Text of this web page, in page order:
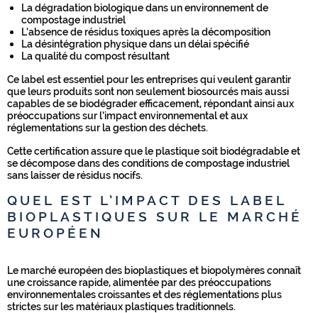
La dégradation biologique dans un environnement de
compostage industriel
L’absence de résidus toxiques après la décomposition
La désintégration physique dans un délai spécifié
La qualité du compost résultant
Ce label est essentiel pour les entreprises qui veulent garantir
que leurs produits sont non seulement biosourcés mais aussi
capables de se biodégrader efficacement, répondant ainsi aux
préoccupations sur l’impact environnemental et aux
réglementations sur la gestion des déchets.
Cette certification assure que le plastique soit biodégradable et
se décompose dans des conditions de compostage industriel
sans laisser de résidus nocifs.
QUEL EST L’IMPACT DES LABEL
BIOPLASTIQUES SUR LE MARCHÉ
EUROPÉEN
Le marché européen des bioplastiques et biopolymères connaît
une croissance rapide, alimentée par des préoccupations
environnementales croissantes et des réglementations plus
strictes sur les matériaux plastiques traditionnels.